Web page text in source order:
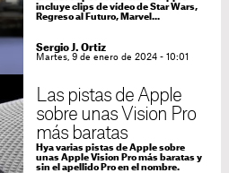
incluye clips de vídeo de Star Wars,
Regreso al Futuro, Marvel...
Sergio J. Ortiz
Martes, 9 de enero de 2024 - 10:01
Las pistas de Apple
sobre unas Vision Pro
más baratas
Hya varias pistas de Apple sobre
unas Apple Vision Pro más baratas y
sin el apellido Pro en el nombre.